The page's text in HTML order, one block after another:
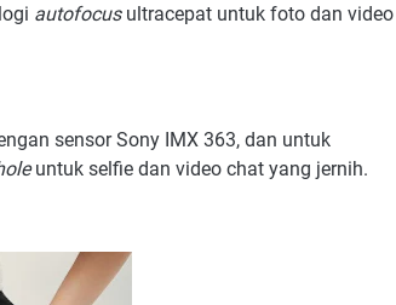
autofocusultracepat untuk foto dan video
sensor Sony IMX 363, dan untuk
untuk selfie dan video chat yang jernih.